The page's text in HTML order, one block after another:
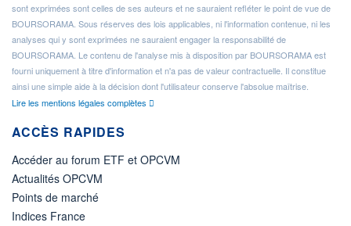
sont exprimées sont celles de ses auteurs et ne sauraient refléter le point de vue de
BOURSORAMA. Sous réserves des lois applicables, ni l'information contenue, ni les
analyses qui y sont exprimées ne sauraient engager la responsabilité de
BOURSORAMA. Le contenu de l'analyse mis à disposition par BOURSORAMA est
fourni uniquement à titre d'information et n'a pas de valeur contractuelle. Il constitue
ainsi une simple aide à la décision dont l'utilisateur conserve l'absolue maîtrise.
Lire les mentions légales complètes
ACCÈS RAPIDES
Accéder au forum ETF et OPCVM
Actualités OPCVM
Points de marché
Indices France